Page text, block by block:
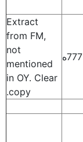
777ه
Extract
from FM,
not
mentioned
in OY. Clear
copy.